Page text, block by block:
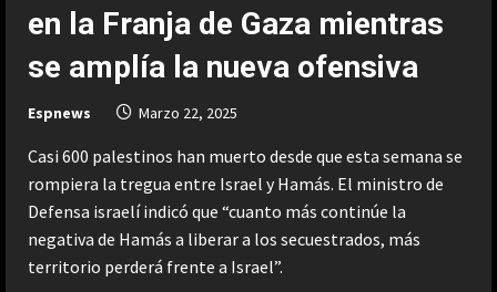
en la Franja de Gaza mientras
se amplía la nueva ofensiva
Espnews Marzo 22, 2025
Casi 600 palestinos han muerto desde que esta semana se
rompiera la tregua entre Israel y Hamás. El ministro de
Defensa israelí indicó que “cuanto más continúe la
negativa de Hamás a liberar a los secuestrados, más
territorio perderá frente a Israel”.